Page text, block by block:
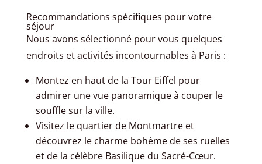
Recommandations spécifiques pour votre
séjour
Nous avons sélectionné pour vous quelques
endroits et activités incontournables à Paris :
Montez en haut de la Tour Eiffel pour
admirer une vue panoramique à couper le
souffle sur la ville.
Visitez le quartier de Montmartre et
découvrez le charme bohème de ses ruelles
et de la célèbre Basilique du Sacré-Cœur.